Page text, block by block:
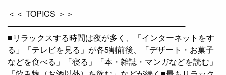
＜＜ TOPICS ＞＞
────────────────────────────────
■リラックスする時間は夜が多く、「インターネットをす
る」「テレビを見る」が各5割前後、「デザート・お菓子
などを食べる」「寝る」「本・雑誌・マンガなどを読む」